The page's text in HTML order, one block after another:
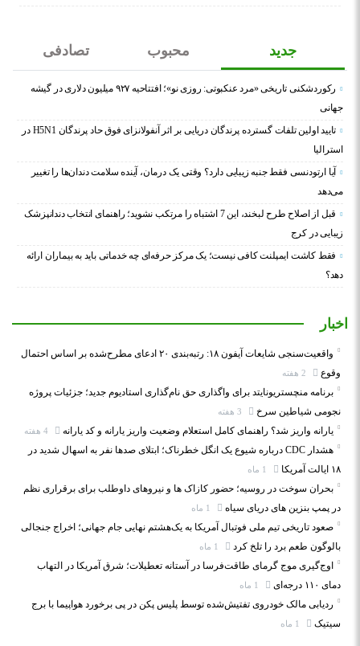
جدید محبوب تصادفی
رکوردشکنی تاریخی «مرد عنکبوتی: روزی نو»؛ افتتاحیه ۹۲۷ میلیون دلاری در گیشه
جهانی
تایید اولین تلفات گسترده پرندگان دریایی بر اثر آنفولانزای فوق حاد پرندگان H5N1 در
استرالیا
آیا ارتودنسی فقط جنبه زیبایی دارد؟ وقتی یک درمان، آینده سلامت دندان‌ها را تغییر
می‌دهد
قبل از اصلاح طرح لبخند، این 7 اشتباه را مرتکب نشوید؛ راهنمای انتخاب دندانپزشک
زیبایی در کرج
فقط کاشت ایمپلنت کافی نیست؛ یک مرکز حرفه‌ای چه خدماتی باید به بیماران ارائه
دهد؟
اخبار
واقعیت‌سنجی شایعات آیفون ۱۸: رتبه‌بندی ۲۰ ادعای مطرح‌شده بر اساس احتمال
وقوع
برنامه منچستریونایتد برای واگذاری حق نام‌گذاری استادیوم جدید؛ جزئیات پروژه
نجومی شیاطین سرخ
یارانه واریز شد؟ راهنمای کامل استعلام وضعیت واریز یارانه و کد یارانه
هشدار CDC درباره شیوع یک انگل خطرناک؛ ابتلای صدها نفر به اسهال شدید در
۱۸ ایالت آمریکا
بحران سوخت در روسیه؛ حضور کازاک‌ ها و نیروهای داوطلب برای برقراری نظم
در پمپ بنزین‌ های دریای سیاه
صعود تاریخی تیم ملی فوتبال آمریکا به یک‌هشتم نهایی جام جهانی؛ اخراج جنجالی
بالوگون طعم برد را تلخ کرد
اوج‌گیری موج گرمای طاقت‌فرسا در آستانه تعطیلات؛ شرق آمریکا در التهاب
دمای ۱۱۰ درجه‌ای
ردیابی مالک خودروی تفتیش‌شده توسط پلیس پکن در پی برخورد هواپیما با برج
سیتیک